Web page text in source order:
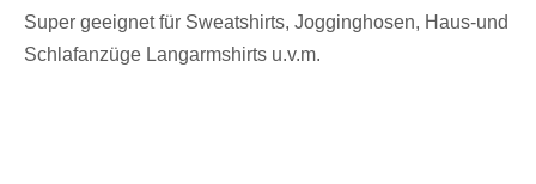
Super geeignet für Sweatshirts, Jogginghosen, Haus-und
Schlafanzüge Langarmshirts u.v.m.